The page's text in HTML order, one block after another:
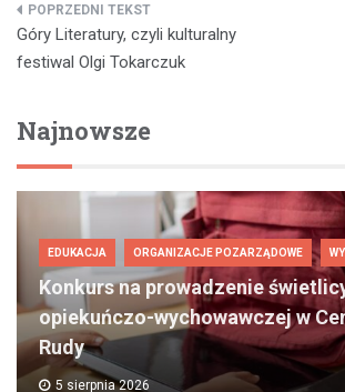
Nawigacja
wpisu
Góry Literatury, czyli kulturalny
festiwal Olgi Tokarczuk
Najnowsze
EDUKACJA ORGANIZACJE POZARZĄDOWE
Konkurs na prowadzenie
opiekuńczo-wychowawczej w
Rudy
5 sierpnia 2026